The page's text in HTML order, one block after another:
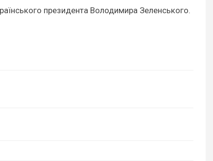
президента Володимира Зеленського.